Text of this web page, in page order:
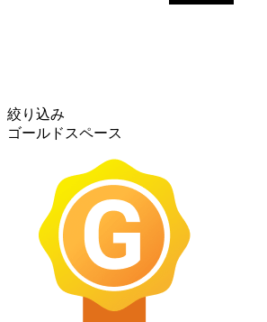
絞り込み
ゴールドスペース